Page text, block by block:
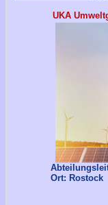
UKA
Ort: Rostock